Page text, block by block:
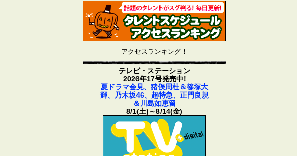
アクセスランキング！
テレビ・ステーション
2026年17号発売中!
夏ドラマ会見、猪俣周杜＆篠塚大
輝、乃木坂46、超特急、正門良規
＆川島如恵留
8/1(土)～8/14(金)